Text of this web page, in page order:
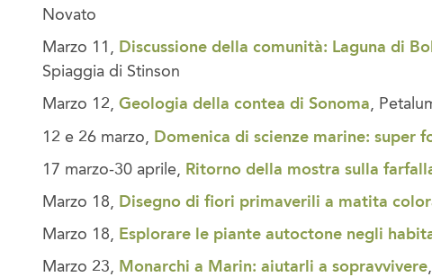
Novato
Marzo 11, Discussione della comunità: Laguna di
Spiaggia di Stinson
Marzo 12,Geologia della contea di Sonoma,
12 e 26 marzo, Domenica di scienze marine: super
17 marzo-30 aprile, Ritorno della mostra sulla
Marzo 18, Disegno di fiori primaverili a matita
Marzo 18, Esplorare le piante autoctone negli
Marzo 23, Monarchi a Marin: aiutarli a sopravvivere